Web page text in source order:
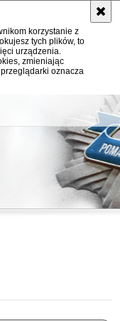
korzystanie z
tych plików, to
urządzenia.
zmieniając
oznacza